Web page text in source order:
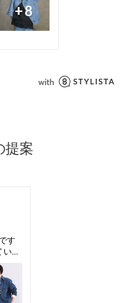
摩擦により色移りす
すと変色の恐れがあ
て下さい。
いませ。
FREE
って見える場合があ
などの環境により、
ざいます。